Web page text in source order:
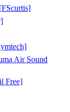
Air Sound
Free]